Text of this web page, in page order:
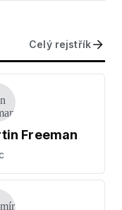
Celý rejstřík
Freeman